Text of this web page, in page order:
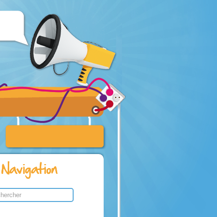
haute
le
et Élie,
:
de recherche
this site